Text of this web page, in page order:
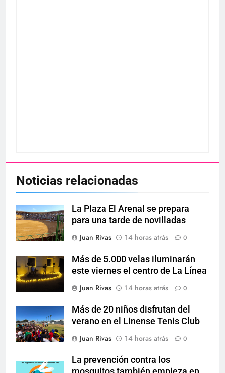
Noticias relacionadas
La Plaza El Arenal se prepara
para una tarde de novilladas
Juan Rivas
14 horas atrás 0
Más de 5.000 velas iluminarán
este viernes el centro de La Línea
Juan Rivas
14 horas atrás 0
Más de 20 niños disfrutan del
verano en el Linense Tenis Club
Juan Rivas
14 horas atrás 0
La prevención contra los